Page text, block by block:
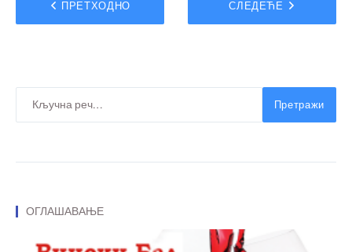
ПРЕТХОДНО СЛЕДЕЋЕ
Претражи
ОГЛАШАВАЊЕ